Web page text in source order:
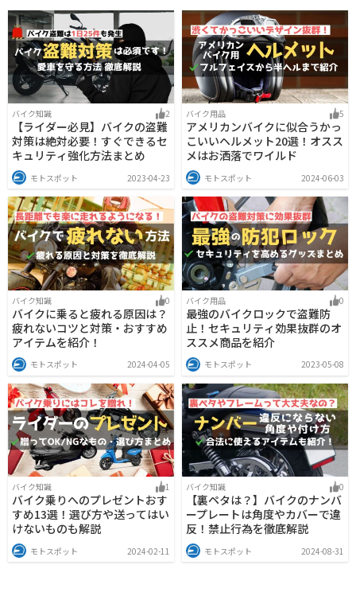
バイク知識 2
【ライダー必見】バイクの盗難
対策は絶対必要！すぐできるセ
キュリティ強化方法まとめ
モトスポット 2023-04-23
バイク用品 5
アメリカンバイクに似合うかっ
こいいヘルメット20選！オスス
メはお洒落でワイルド
モトスポット 2024-06-03
バイク知識 0
バイクに乗ると疲れる原因は？
疲れないコツと対策・おすすめ
アイテムを紹介！
モトスポット 2024-04-05
バイク用品 0
最強のバイクロックで盗難防
止！セキュリティ効果抜群のオ
ススメ商品を紹介
モトスポット 2023-05-08
バイク知識 1
バイク乗りへのプレゼントおす
すめ13選！選び方や送ってはい
けないものも解説
モトスポット 2024-02-11
バイク知識 0
【裏ペタは？】バイクのナンバ
ープレートは角度やカバーで違
反！禁止行為を徹底解説
モトスポット 2024-08-31